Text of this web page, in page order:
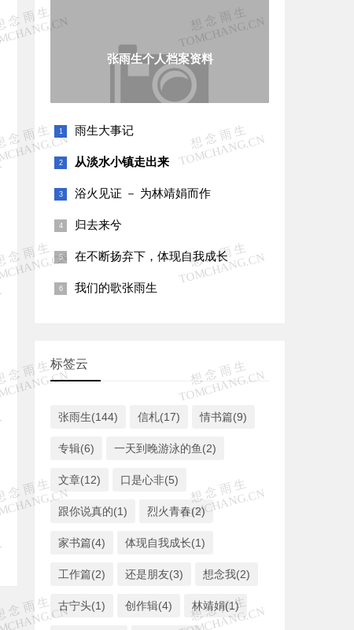
张雨生个人档案资料
雨生大事记
从淡水小镇走出来
浴火见证 － 为林靖娟而作
归去来兮
在不断扬弃下，体现自我成长
我们的歌张雨生
标签云
张雨生(144) 信札(17) 情书篇(9)
专辑(6) 一天到晚游泳的鱼(2)
文章(12) 口是心非(5)
跟你说真的(1) 烈火青春(2)
家书篇(4) 体现自我成长(1)
工作篇(2) 还是朋友(3) 想念我(2)
古宁头(1) 创作辑(4) 林靖娟(1)